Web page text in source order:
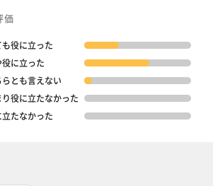
価
も役に立った
に立った
らとも言えない
り役に立たなかった
立たなかった